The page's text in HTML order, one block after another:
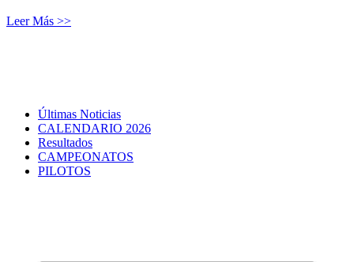
Leer Más >>
Últimas Noticias
CALENDARIO 2026
Resultados
CAMPEONATOS
PILOTOS